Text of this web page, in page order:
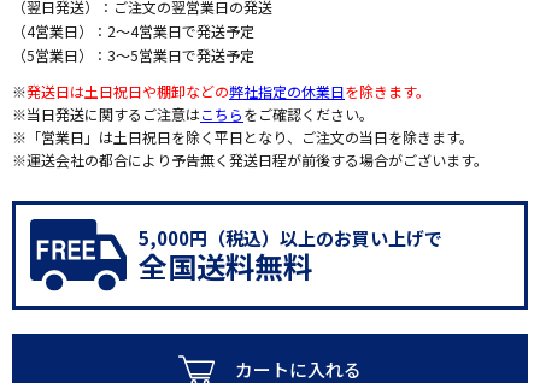
（翌日発送）：ご注文の翌営業日の発送
（4営業日）：2～4営業日で発送予定
（5営業日）：3～5営業日で発送予定
※発送日は土日祝日や棚卸などの弊社指定の休業日を除きます。
※当日発送に関するご注意はこちらをご確認ください。
※「営業日」は土日祝日を除く平日となり、ご注文の当日を除きます。
※運送会社の都合により予告無く発送日程が前後する場合がございます。
5,000円（税込）以上のお買い上げで
全国送料無料
カートに入れる